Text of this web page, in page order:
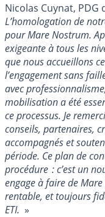
Nicolas Cuynat, PDG
L’homologation de
pour Mare Nostrum.
exigeante à tous les
que nous accueillons
l’engagement sans
avec
mobilisation a été
ce processus. Je
conseils, partenaires,
accompagnés et
période. Ce plan de
procédure : c’est un
engage à faire de
rentable, et toujours
ETI. »